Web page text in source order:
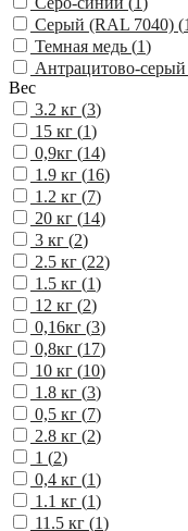
Серый (RAL 7040) (1
Темная медь (1)
Антрацитово-
Вес
3.2 кг (3)
15 кг (1)
0,9кг (14)
1.9 кг (16)
1.2 кг (7)
20 кг (14)
3 кг (2)
2.5 кг (22)
1.5 кг (1)
12 кг (2)
0,16кг (3)
0,8кг (17)
10 кг (10)
1.8 кг (3)
0,5 кг (7)
2.8 кг (2)
1 (2)
0,4 кг (1)
1.1 кг (1)
11.5 кг (1)